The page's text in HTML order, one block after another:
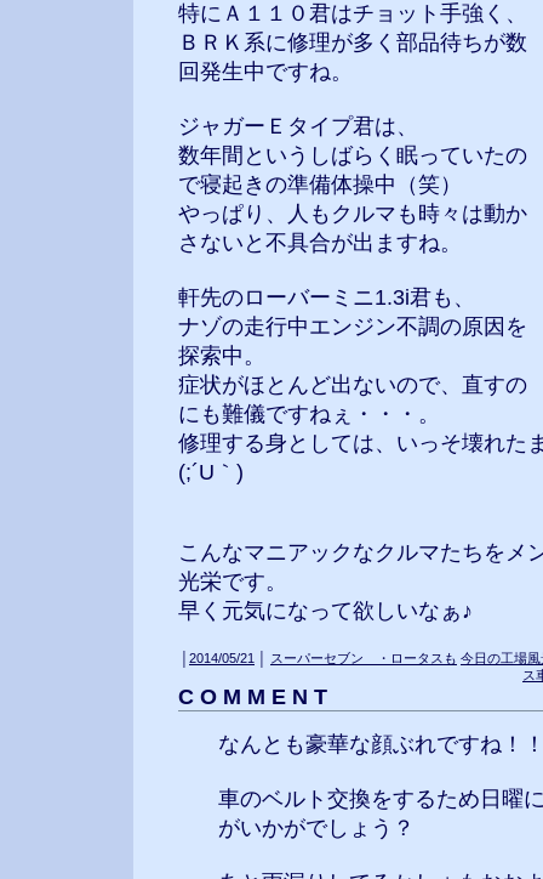
特にＡ１１０君はチョット手強く、
ＢＲＫ系に修理が多く部品待ちが数
回発生中ですね。
ジャガーＥタイプ君は、
数年間というしばらく眠っていたの
で寝起きの準備体操中（笑）
やっぱり、人もクルマも時々は動か
さないと不具合が出ますね。
軒先のローバーミニ1.3i君も、
ナゾの走行中エンジン不調の原因を
探索中。
症状がほとんど出ないので、直すの
にも難儀ですねぇ・・・。
修理する身としては、いっそ壊れた
(;´U｀)
こんなマニアックなクルマたちをメ
光栄です。
早く元気になって欲しいなぁ♪
2014/05/21 スーパーセブン ・ロータスも 今日の工場
ス
C O M M E N T
なんとも豪華な顔ぶれですね！
車のベルト交換をするため日曜
がいかがでしょう？